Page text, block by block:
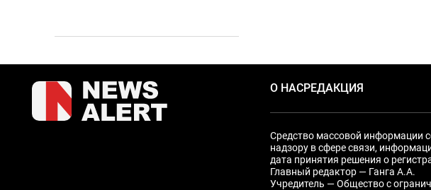
О НАСРЕДАКЦИЯ
Средство массовой информации
надзору в сфере связи,
дата принятия решения о
Главный редактор — Ганга А.А.
Учредитель — Общество с